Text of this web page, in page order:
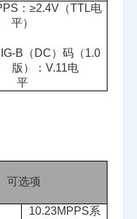
：≥2.4V （TTL电
平）
B （ DC）码（1.0
版）： V.11电
平
可选项
10.23MPPS系